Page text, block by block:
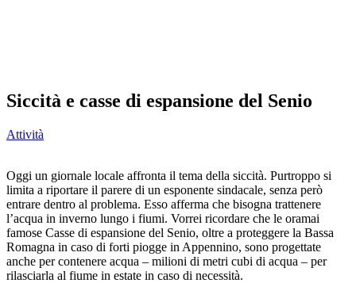
Siccità e casse di espansione del Senio
Attività
Oggi un giornale locale affronta il tema della siccità. Purtroppo si
limita a riportare il parere di un esponente sindacale, senza però
entrare dentro al problema. Esso afferma che bisogna trattenere
l’acqua in inverno lungo i fiumi. Vorrei ricordare che le oramai
famose Casse di espansione del Senio, oltre a proteggere la Bassa
Romagna in caso di forti piogge in Appennino, sono progettate
anche per contenere acqua – milioni di metri cubi di acqua – per
rilasciarla al fiume in estate in caso di necessità.